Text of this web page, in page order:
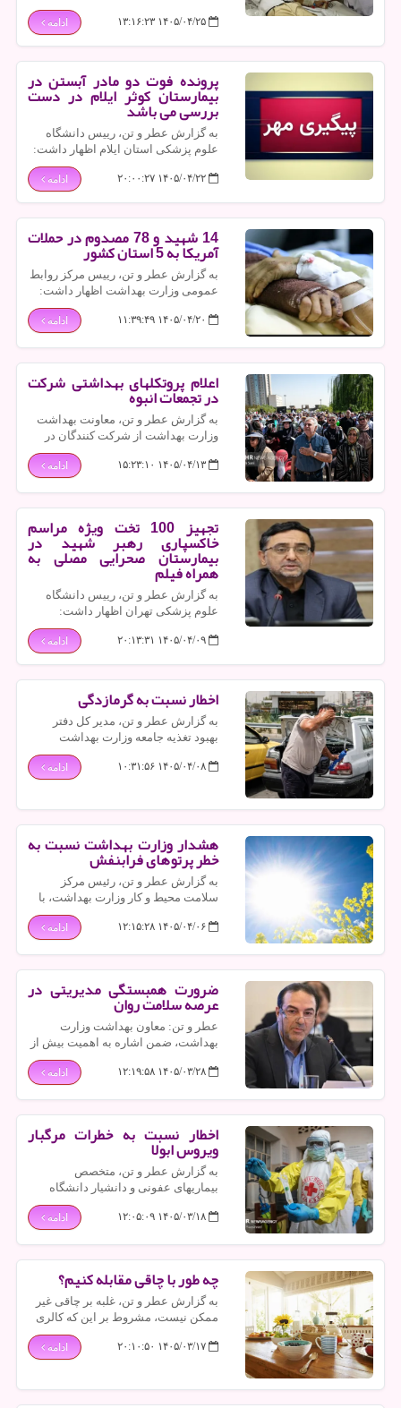
پزشکی اظهار داشت: سال جاری ۳۰
هزار نفر در کشور بوسیله آزمون
۱۴۰۵/۰۴/۲۵ ۱۳:۱۶:۲۳ ادامه
پرونده فوت دو مادر آبستن در
بیمارستان کوثر ایلام در دست
بررسی می باشد
به گزارش عطر و تن، رییس دانشگاه
علوم پزشکی استان ایلام اظهار داشت:
پرونده فوت دو مادر حامله در بیمارستان
کوثر ایلام در دست بررسی می باشد.
۱۴۰۵/۰۴/۲۲ ۲۰:۰۰:۲۷ ادامه
14 شهید و 78 مصدوم در حملات
آمریکا به 5 استان کشور
به گزارش عطر و تن، رییس مرکز روابط
عمومی وزارت بهداشت اظهار داشت:
به رغم ترک مخاصمه میان ایران و
آمریکا، در حملات دشمن به ۱۵ استان
ادامه
اعلام پروتکلهای بهداشتی شرکت
در تجمعات انبوه
به گزارش عطر و تن، معاونت بهداشت
وزارت بهداشت از شرکت کنندگان در
مراسم خاکسپاری رهبر شهید خواست با
رعایت سفارش های بهداشتی، از انتقال
۱۴۰۵/۰۴/۱۳ ۱۵:۲۳:۱۰ ادامه
تجهیز 100 تخت ویژه مراسم
خاکسپاری رهبر شهید در
بیمارستان صحرایی مصلی به
همراه فیلم
به گزارش عطر و تن، رییس دانشگاه
علوم پزشکی تهران اظهار داشت:
بیمارستان صحرایی واقع در مصلی امام
خمینی به ۱۰۰ تخت ویژه برای مراسم
۱۴۰۵/۰۴/۰۹ ۲۰:۱۳:۳۱ ادامه
اخطار نسبت به گرمازدگی
به گزارش عطر و تن، مدیر کل دفتر
بهبود تغذیه جامعه وزارت بهداشت
نسبت به افزایش ریسک گرمازدگی در
ایام گرم سال اخطار داد.
۱۴۰۵/۰۴/۰۸ ۱۰:۳۱:۵۶ ادامه
هشدار وزارت بهداشت نسبت به
خطر پرتوهای فرابنفش
به گزارش عطر و تن، رئیس مرکز
سلامت محیط و کار وزارت بهداشت، با
اشاره به افزایش شدت تشعشعات
خورشیدی در فاصله بهار تا ابتدای پاییز،
۱۴۰۵/۰۴/۰۶ ۱۲:۱۵:۲۸ ادامه
ضرورت همبستگی مدیریتی در
عرصه سلامت روان
عطر و تن: معاون بهداشت وزارت
بهداشت، ضمن اشاره به اهمیت بیش از
پیش سلامت روان در جامعه، بر لزوم
وجود سازوکارهای منسجم برای مدیریت
۱۴۰۵/۰۳/۲۸ ۱۲:۱۹:۵۸ ادامه
اخطار نسبت به خطرات مرگبار
ویروس ابولا
به گزارش عطر و تن، متخصص
بیماریهای عفونی و دانشیار دانشگاه
علوم پزشکی تهران، نسبت به خطرات
مرگبار ویروس ابولا گوشزد نمود.
۱۴۰۵/۰۳/۱۸ ۱۲:۰۵:۰۹ ادامه
چه طور با چاقی مقابله کنیم؟
به گزارش عطر و تن، غلبه بر چاقی غیر
ممکن نیست، مشروط بر این که کالری
دریافتی با سطح فعالیت بدنی متعادل
باشد.
۱۴۰۵/۰۳/۱۷ ۲۰:۱۰:۵۰ ادامه